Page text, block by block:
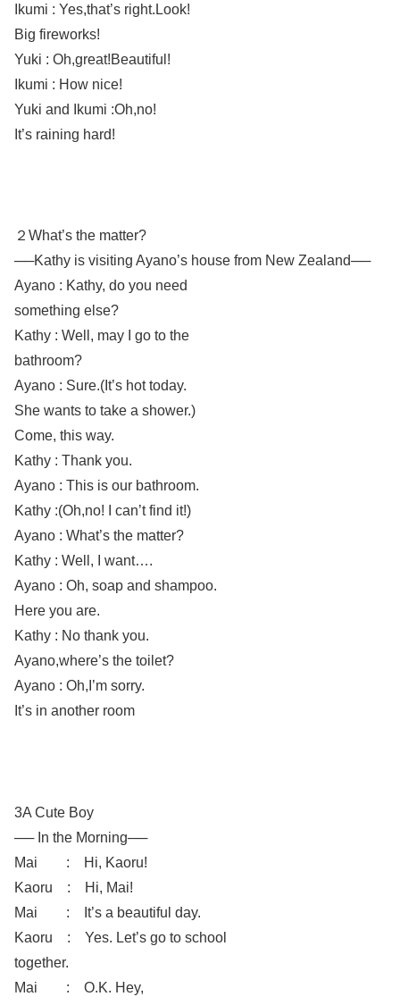
Ikumi : Yes,that’s right.Look!
Big fireworks!
Yuki : Oh,great!Beautiful!
Ikumi : How nice!
Yuki and Ikumi :Oh,no!
It’s raining hard!
２What’s the matter?
──Kathy is visiting Ayano’s house from New Zealand──
Ayano : Kathy, do you need
something else?
Kathy : Well, may I go to the
bathroom?
Ayano : Sure.(It’s hot today.
She wants to take a shower.)
Come, this way.
Kathy : Thank you.
Ayano : This is our bathroom.
Kathy :(Oh,no! I can’t find it!)
Ayano : What’s the matter?
Kathy : Well, I want….
Ayano : Oh, soap and shampoo.
Here you are.
Kathy : No thank you.
Ayano,where’s the toilet?
Ayano : Oh,I’m sorry.
It’s in another room
3A Cute Boy
── In the Morning──
Mai : Hi, Kaoru!
Kaoru : Hi, Mai!
Mai : It’s a beautiful day.
Kaoru : Yes. Let’s go to school
together.
Mai : O.K. Hey,